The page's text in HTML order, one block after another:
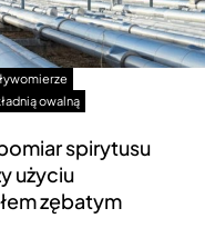
owalną
spirytusu
użyciu
zębatym